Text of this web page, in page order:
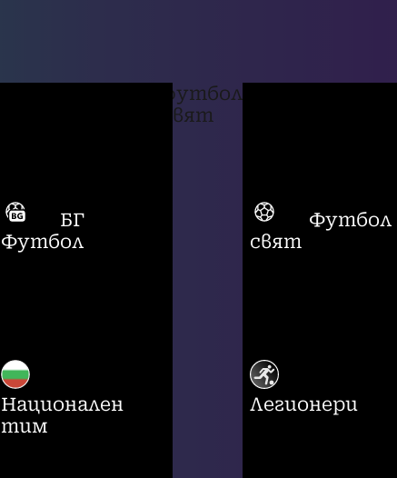
БГ
Футбол
Национален
тим
футбол
свят
Футбол
свят
Легионери